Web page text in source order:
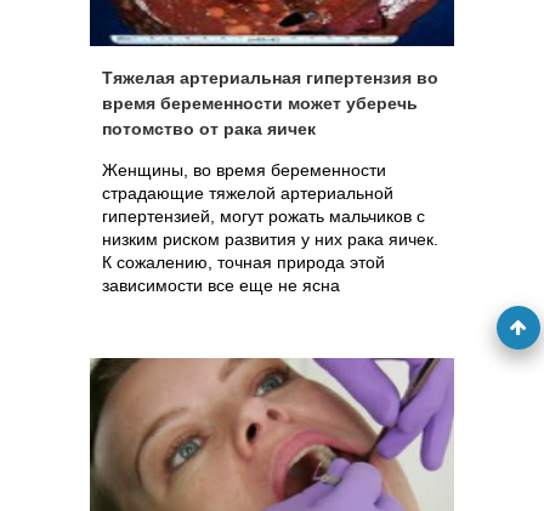
Тяжелая артериальная гипертензия во
время беременности может уберечь
потомство от рака яичек
Женщины, во время беременности
страдающие тяжелой артериальной
гипертензией, могут рожать мальчиков с
низким риском развития у них рака яичек.
К сожалению, точная природа этой
зависимости все еще не ясна